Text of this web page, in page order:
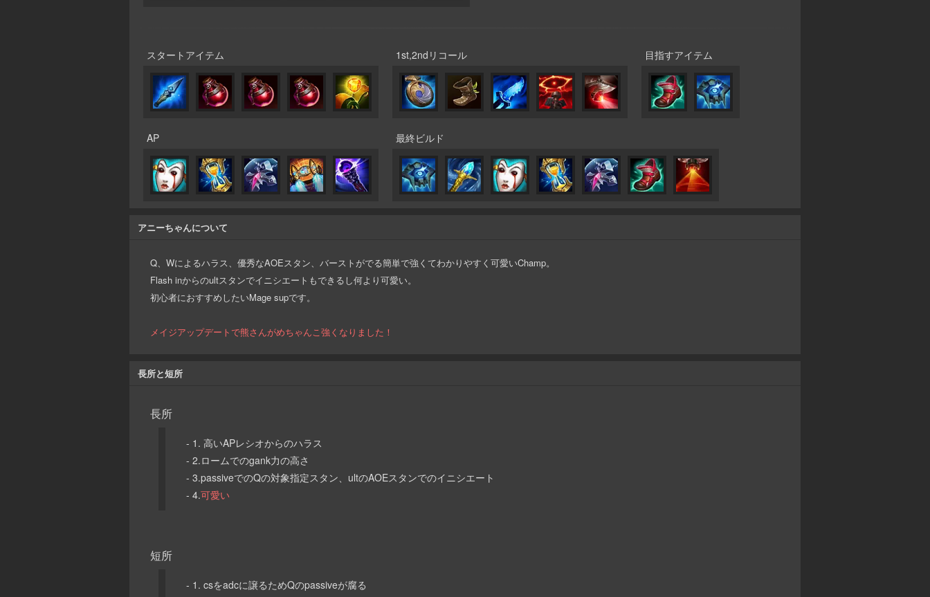
スタートアイテム 1st,2ndリコール 目指すアイテム
AP 最終ビルド
アニーちゃんについて
Q、Wによるハラス、優秀なAOEスタン、バーストがでる簡単で強くてわかりやすく可愛いChamp。
Flash inからのultスタンでイニシエートもできるし何より可愛い。
初心者におすすめしたいMage supです。
メイジアップデートで熊さんがめちゃんこ強くなりました！
長所と短所
長所
- 1. 高いAPレシオからのハラス
- 2.ロームでのgank力の高さ
- 3.passiveでのQの対象指定スタン、ultのAOEスタンでのイニシエート
- 4.可愛い
短所
- 1. csをadcに譲るためQのpassiveが腐る